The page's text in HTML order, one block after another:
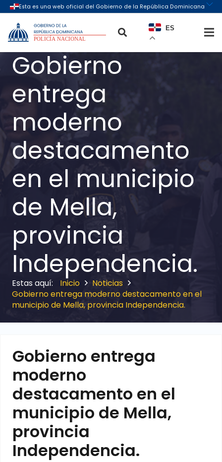
ES
Gobierno
entrega
moderno
destacamento
en el municipio
de Mella,
provincia
Independencia.
Inicio
Noticias
Gobierno entrega moderno destacamento en el
municipio de Mella, provincia Independencia.
Gobierno entrega
moderno
destacamento en el
municipio de Mella,
provincia
Independencia.